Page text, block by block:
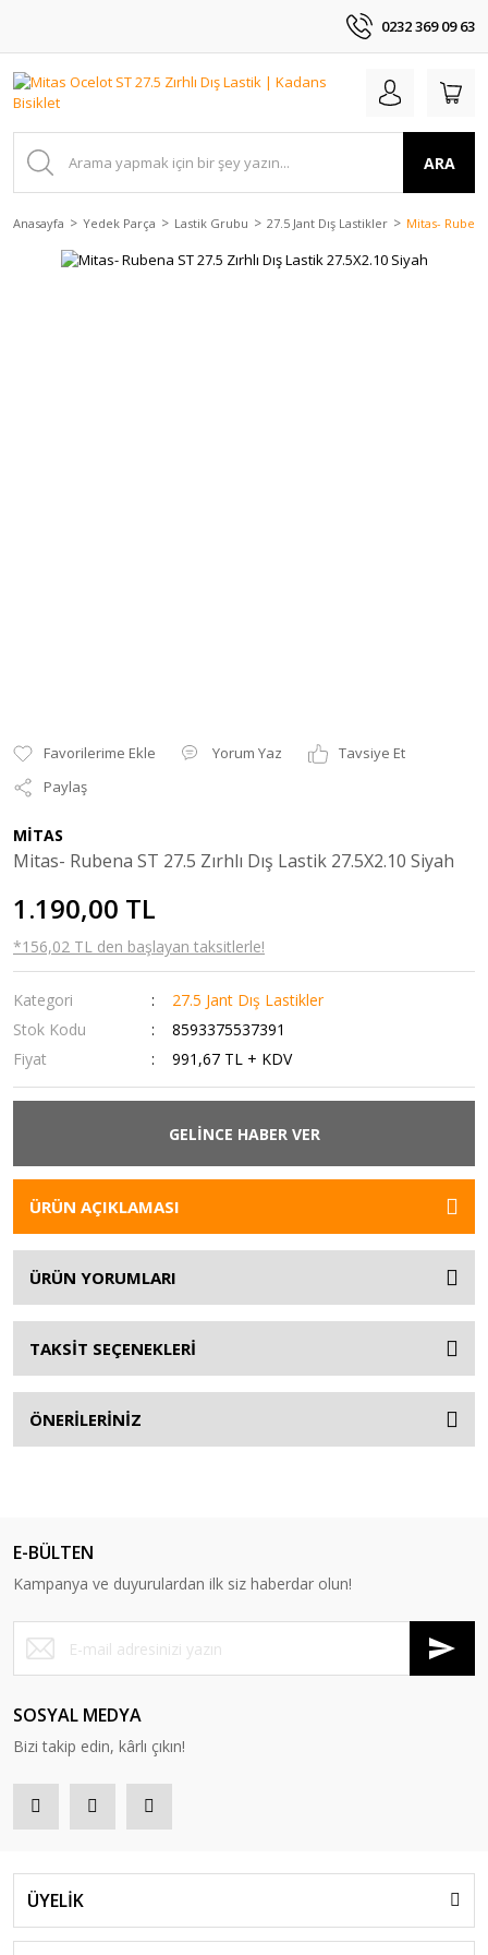
0232 369 09 63
ARA
Anasayfa Yedek Parça Lastik Grubu 27.5 Jant Dış Lastikler Mitas- Rubena
Yorum Yaz
Tavsiye Et
Paylaş
MİTAS
Mitas- Rubena ST 27.5 Zırhlı Dış Lastik 27.5X2.10 Siyah
1.190,00 TL
*156,02 TL den başlayan taksitlerle!
Kategori
27.5 Jant Dış Lastikler
Stok Kodu
8593375537391
Fiyat
991,67 TL + KDV
GELİNCE HABER VER
ÜRÜN AÇIKLAMASI
ÜRÜN YORUMLARI
TAKSİT SEÇENEKLERİ
ÖNERİLERİNİZ
E-BÜLTEN
Kampanya ve duyurulardan ilk siz haberdar olun!
SOSYAL MEDYA
Bizi takip edin, kârlı çıkın!
ÜYELİK